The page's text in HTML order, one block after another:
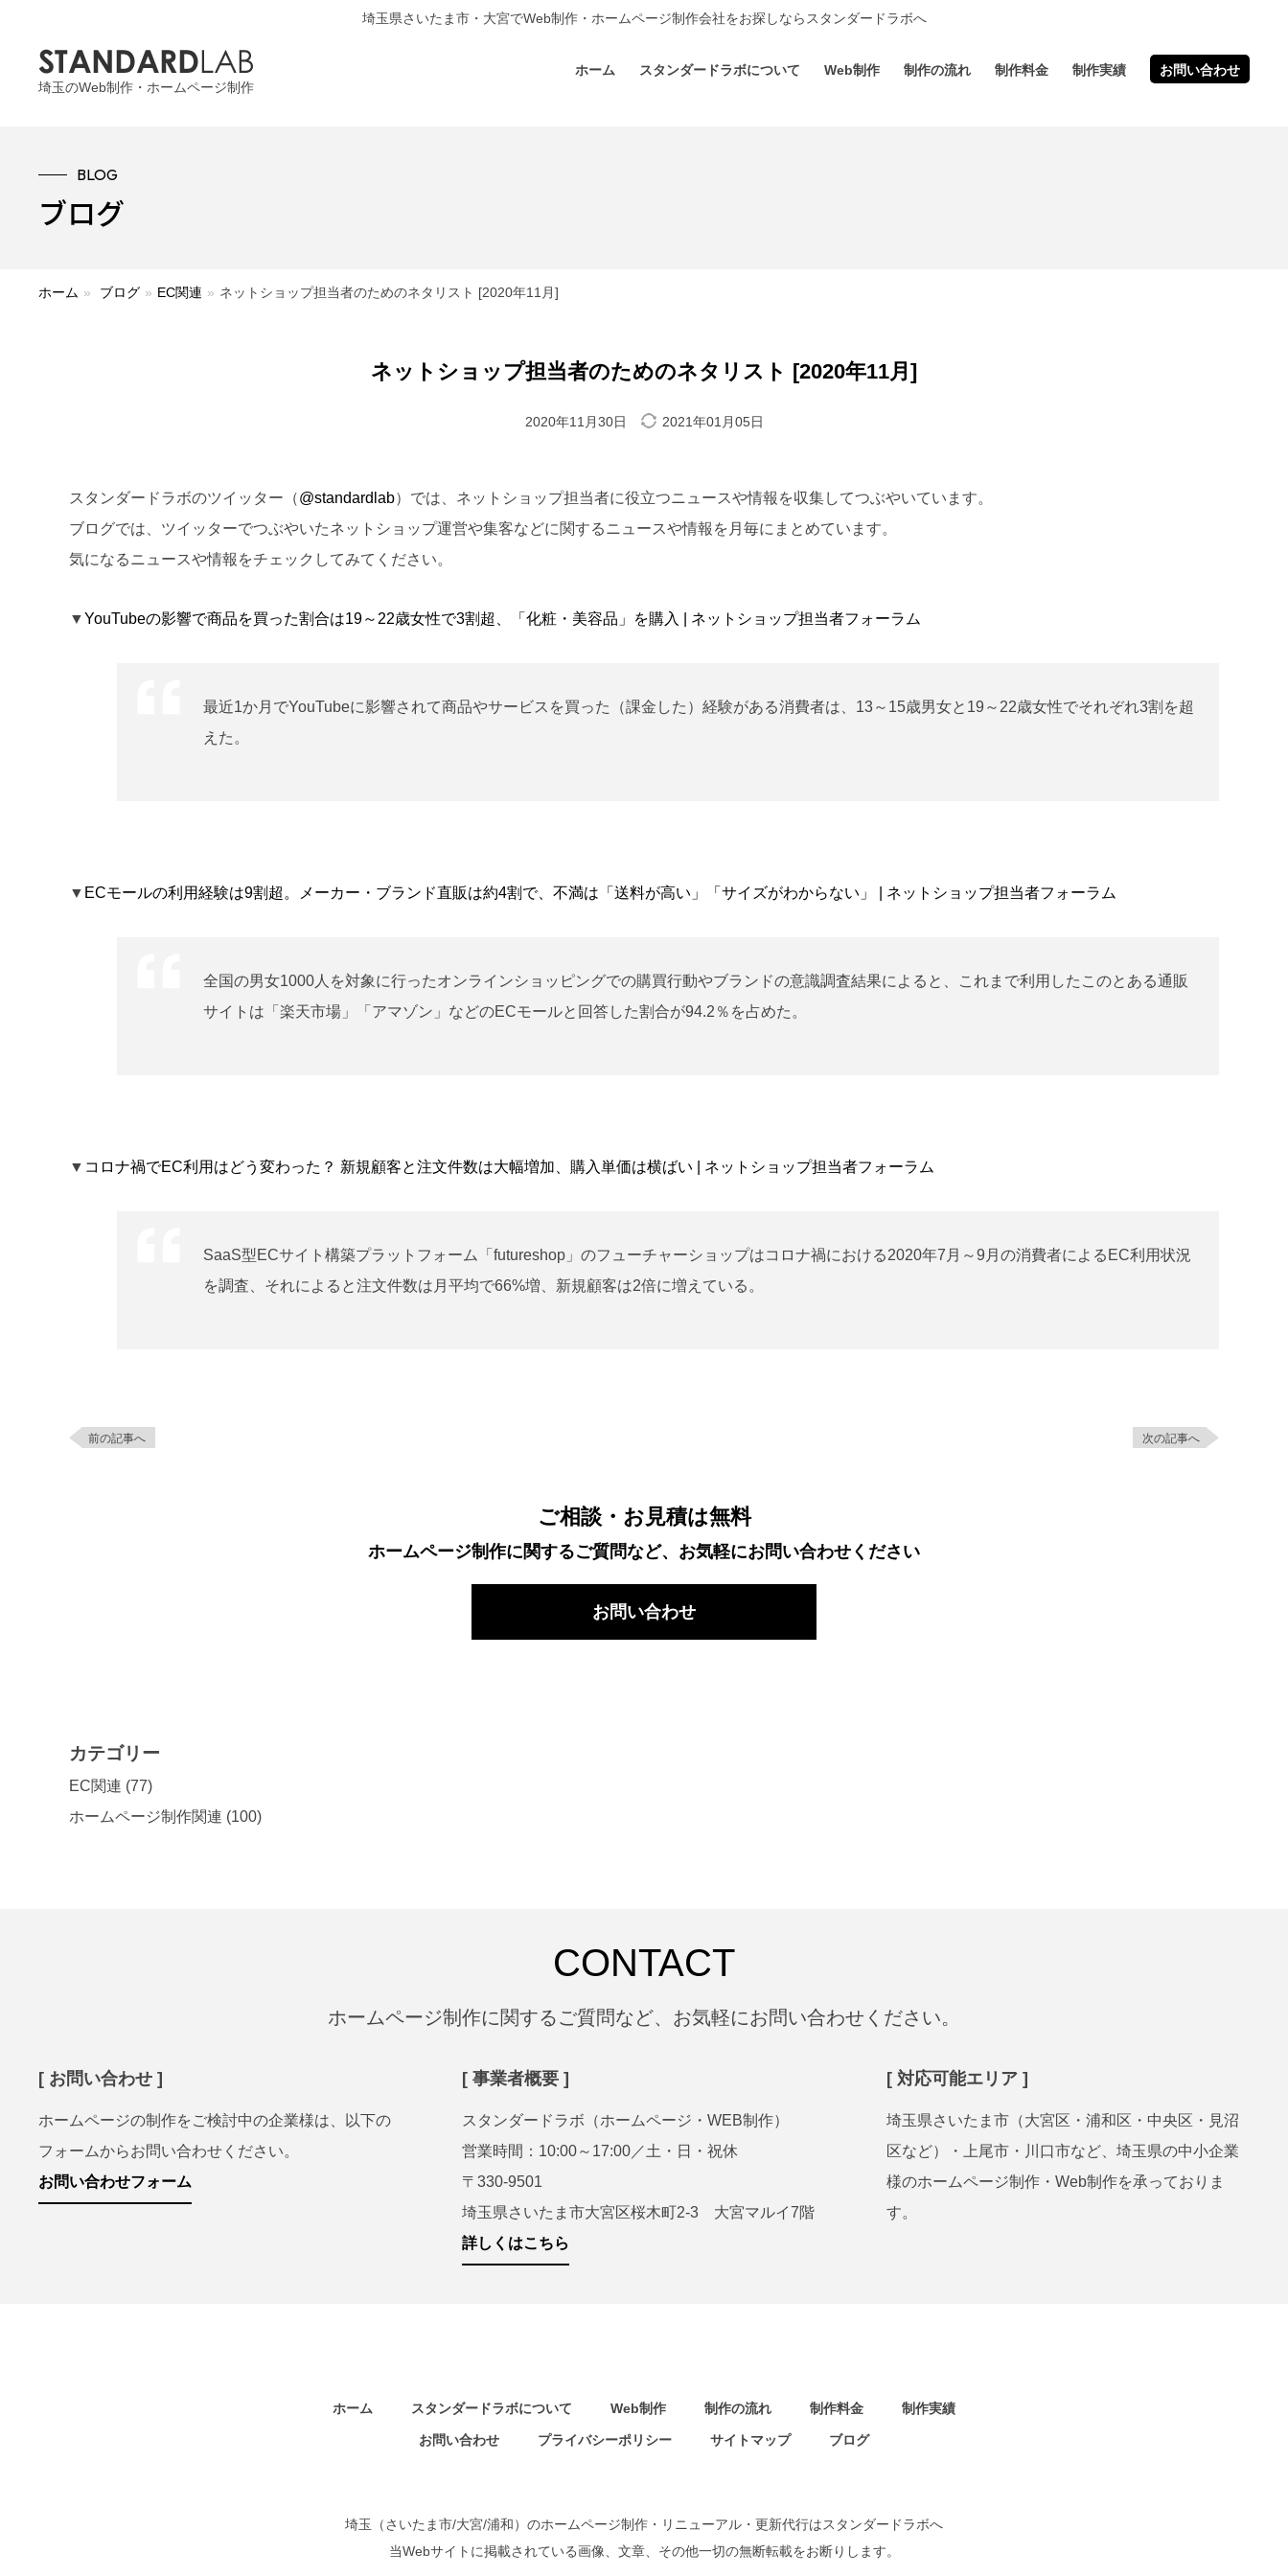
埼玉県さいたま市・大宮でWeb制作・ホームページ制作会社をお探しならスタンダードラボへ
埼玉のWeb制作・ホームページ制作
ホーム スタンダードラボについて Web制作 制作の流れ 制作料金 制作実績 お問い合わせ
BLOG
ブログ
ホーム » ブログ » EC関連 » ネットショップ担当者のためのネタリスト [2020年11月]
ネットショップ担当者のためのネタリスト [2020年11月]
2020年11月30日 2021年01月05日
スタンダードラボのツイッター（@standardlab）では、ネットショップ担当者に役立つニュースや情報を収集してつぶやいています。
ブログでは、ツイッターでつぶやいたネットショップ運営や集客などに関するニュースや情報を月毎にまとめています。
気になるニュースや情報をチェックしてみてください。
▼YouTubeの影響で商品を買った割合は19～22歳女性で3割超、「化粧・美容品」を購入 | ネットショップ担当者フォーラム
最近1か月でYouTubeに影響されて商品やサービスを買った（課金した）経験がある消費者は、13～15歳男女と19～22歳女性でそれぞれ3割を超
えた。
▼ ECモールの利用経験は9割超。メーカー・ブランド直販は約4割で、不満は「送料が高い」「サイズがわからない」 | ネットショップ担当者フォーラム
全国の男女1000人を対象に行ったオンラインショッピングでの購買行動やブランドの意識調査結果によると、これまで利用したこのとある通販
サイトは「楽天市場」「アマゾン」などのECモールと回答した割合が94.2％を占めた。
▼ コロナ禍でEC利用はどう変わった？ 新規顧客と注文件数は大幅増加、購入単価は横ばい | ネットショップ担当者フォーラム
SaaS型ECサイト構築プラットフォーム「futureshop」のフューチャーショップはコロナ禍における2020年7月～9月の消費者によるEC利用状況
を調査、それによると注文件数は月平均で66%増、新規顧客は2倍に増えている。
前の記事へ 次の記事へ
ご相談・お見積は無料
ホームページ制作に関するご質問など、お気軽にお問い合わせください
お問い合わせ
カテゴリー
EC関連 (77)
ホームページ制作関連 (100)
CONTACT
ホームページ制作に関するご質問など、お気軽にお問い合わせください。
[ お問い合わせ ]
ホームページの制作をご検討中の企業様は、以下の
フォームからお問い合わせください。
お問い合わせフォーム
[ 事業者概要 ]
スタンダードラボ（ホームページ・WEB制作）
営業時間：10:00～17:00／土・日・祝休
〒330-9501
埼玉県さいたま市大宮区桜木町2-3 大宮マルイ7階
詳しくはこちら
[ 対応可能エリア ]
埼玉県さいたま市（大宮区・浦和区・中央区・見沼
区など）・上尾市・川口市など、埼玉県の中小企業
様のホームページ制作・Web制作を承っておりま
す。
ホーム スタンダードラボについて Web制作 制作の流れ 制作料金 制作実績
お問い合わせ プライバシーポリシー サイトマップ ブログ
埼玉（さいたま市/大宮/浦和）のホームページ制作・リニューアル・更新代行はスタンダードラボへ
当Webサイトに掲載されている画像、文章、その他一切の無断転載をお断りします。